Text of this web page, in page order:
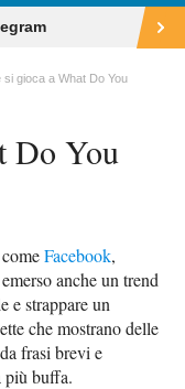
si gioca a What Do You
Do You
comeFacebook,
anche un trend
e strappare un
che mostrano delle
frasi brevi e
più buffa.